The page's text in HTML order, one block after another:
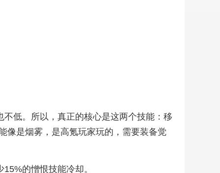
低。所以，真正的核心是这两个技能：移
像是烟雾，是高氪玩家玩的，需要装备觉
的憎恨技能冷却。